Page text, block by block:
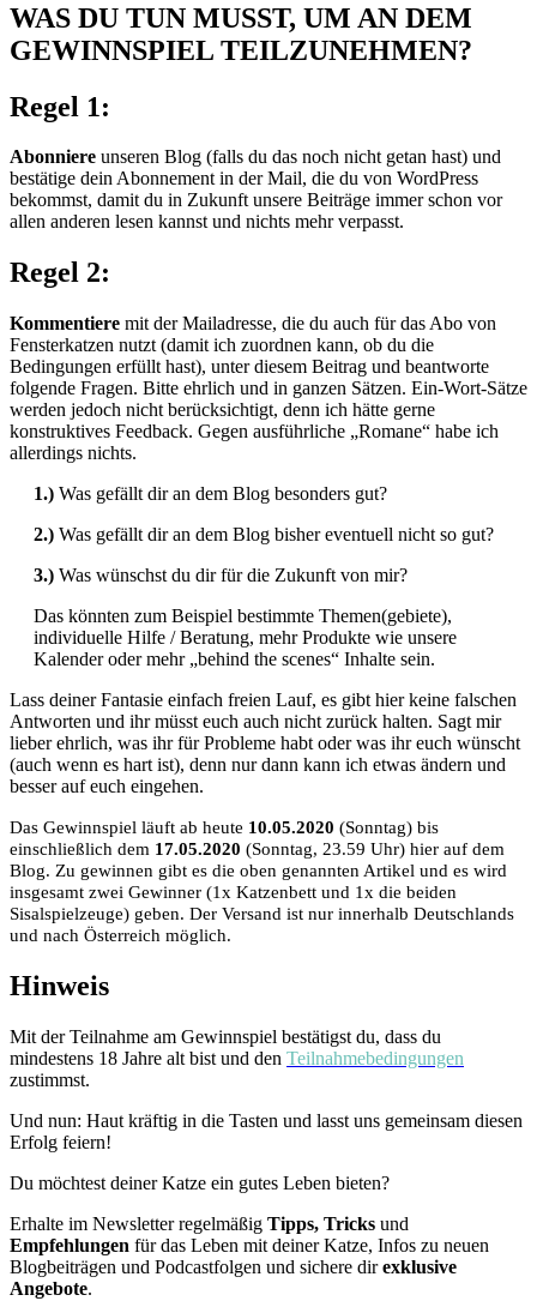
WAS DU TUN MUSST, UM AN DEM
GEWINNSPIEL TEILZUNEHMEN?
Regel 1:
Abonniere unseren Blog (falls du das noch nicht getan hast) und
bestätige dein Abonnement in der Mail, die du von WordPress
bekommst, damit du in Zukunft unsere Beiträge immer schon vor
allen anderen lesen kannst und nichts mehr verpasst.
Regel 2:
Kommentiere mit der Mailadresse, die du auch für das Abo von
Fensterkatzen nutzt (damit ich zuordnen kann, ob du die
Bedingungen erfüllt hast), unter diesem Beitrag und beantworte
folgende Fragen. Bitte ehrlich und in ganzen Sätzen. Ein-Wort-Sätze
werden jedoch nicht berücksichtigt, denn ich hätte gerne
konstruktives Feedback. Gegen ausführliche „Romane“ habe ich
allerdings nichts.
1.) Was gefällt dir an dem Blog besonders gut?
2.) Was gefällt dir an dem Blog bisher eventuell nicht so gut?
3.) Was wünschst du dir für die Zukunft von mir?
Das könnten zum Beispiel bestimmte Themen(gebiete),
individuelle Hilfe / Beratung, mehr Produkte wie unsere
Kalender oder mehr „behind the scenes“ Inhalte sein.
Lass deiner Fantasie einfach freien Lauf, es gibt hier keine falschen
Antworten und ihr müsst euch auch nicht zurück halten. Sagt mir
lieber ehrlich, was ihr für Probleme habt oder was ihr euch wünscht
(auch wenn es hart ist), denn nur dann kann ich etwas ändern und
besser auf euch eingehen.
Das Gewinnspiel läuft ab heute 10.05.2020 (Sonntag) bis
einschließlich dem 17.05.2020 (Sonntag, 23.59 Uhr) hier auf dem
Blog. Zu gewinnen gibt es die oben genannten Artikel und es wird
insgesamt zwei Gewinner (1x Katzenbett und 1x die beiden
Sisalspielzeuge) geben. Der Versand ist nur innerhalb Deutschlands
und nach Österreich möglich.
Hinweis
Mit der Teilnahme am Gewinnspiel bestätigst du, dass du
mindestens 18 Jahre alt bist und den Teilnahmebedingungen
zustimmst.
Und nun: Haut kräftig in die Tasten und lasst uns gemeinsam diesen
Erfolg feiern!
Du möchtest deiner Katze ein gutes Leben bieten?
Erhalte im Newsletter regelmäßig Tipps, Tricks und
Empfehlungen für das Leben mit deiner Katze, Infos zu neuen
Blogbeiträgen und Podcastfolgen und sichere direxklusive
Angebote.